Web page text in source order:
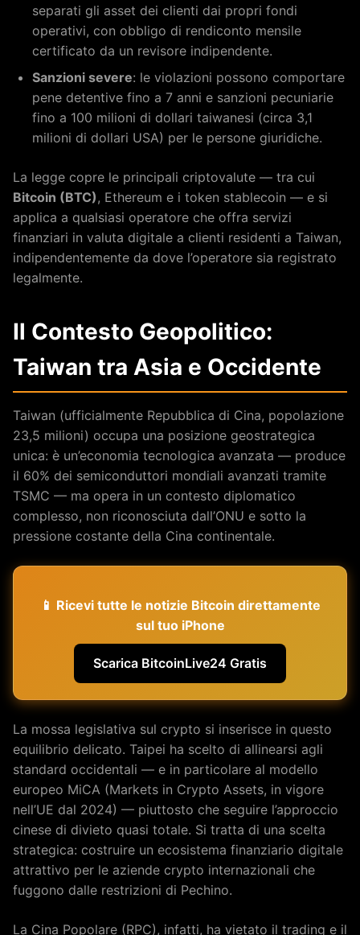
separati gli asset dei clienti dai propri fondi
operativi, con obbligo di rendiconto mensile
certificato da un revisore indipendente.
Sanzioni severe: le violazioni possono comportare
pene detentive fino a 7 anni e sanzioni pecuniarie
fino a 100 milioni di dollari taiwanesi (circa 3,1
milioni di dollari USA) per le persone giuridiche.
La legge copre le principali criptovalute — tra cui
Bitcoin (BTC), Ethereum e i token stablecoin — e si
applica a qualsiasi operatore che offra servizi
finanziari in valuta digitale a clienti residenti a Taiwan,
indipendentemente da dove l’operatore sia registrato
legalmente.
Il Contesto Geopolitico:
Taiwan tra Asia e Occidente
Taiwan (ufficialmente Repubblica di Cina, popolazione
23,5 milioni) occupa una posizione geostrategica
unica: è un’economia tecnologica avanzata — produce
il 60% dei semiconduttori mondiali avanzati tramite
TSMC — ma opera in un contesto diplomatico
complesso, non riconosciuta dall’ONU e sotto la
pressione costante della Cina continentale.
📱 Ricevi tutte le notizie Bitcoin direttamente
sul tuo iPhone
Scarica BitcoinLive24 Gratis
La mossa legislativa sul crypto si inserisce in questo
equilibrio delicato. Taipei ha scelto di allinearsi agli
standard occidentali — e in particolare al modello
europeo MiCA (Markets in Crypto Assets, in vigore
nell’UE dal 2024) — piuttosto che seguire l’approccio
cinese di divieto quasi totale. Si tratta di una scelta
strategica: costruire un ecosistema finanziario digitale
attrattivo per le aziende crypto internazionali che
fuggono dalle restrizioni di Pechino.
La Cina Popolare (RPC), infatti, ha vietato il trading e il